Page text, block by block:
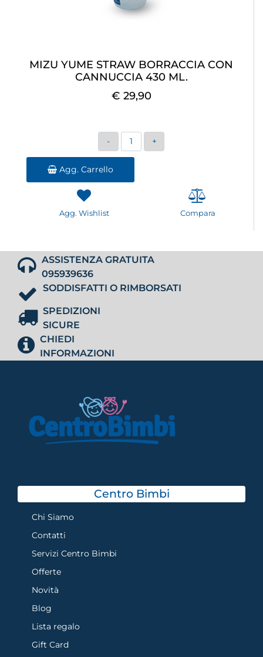
MIZU YUME STRAW BORRACCIA CON
CANNUCCIA 430 ML.
€ 29,90
Quantità
Agg. Carrello
Agg. Wishlist Compara
ASSISTENZA GRATUITA
095939636
SODDISFATTI O RIMBORSATI
SPEDIZIONI
SICURE
CHIEDI
INFORMAZIONI
Centro Bimbi
Chi Siamo
Contatti
Servizi Centro Bimbi
Offerte
Novità
Blog
Lista regalo
Gift Card